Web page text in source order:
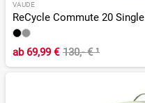
VAUDE
ReCycle Commute 20 Single
ab69,99 € 130,- €¹